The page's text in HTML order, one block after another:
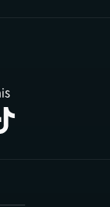
aba)